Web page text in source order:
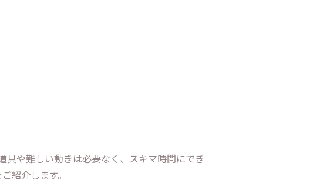
や難しい動きは必要なく、スキマ時間にでき
紹介します。